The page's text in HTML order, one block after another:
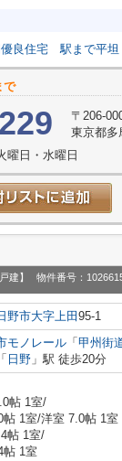
良住宅 駅まで平坦
で
〒206-
東京都多
曜日・水曜日
建】 物件番号：
野市大字上田 95-1
モノレール 「 甲州街
「 日野 」駅 徒歩20分
帖 1室/
帖 1室/洋室 7.0帖 1室
帖 1室/
帖 1室